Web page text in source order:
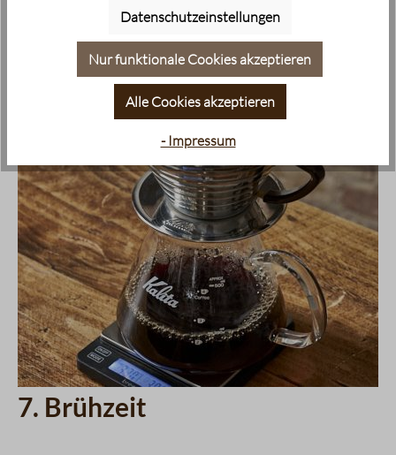
7. Brühzeit
Datenschutzeinstellungen
Nur funktionale Cookies akzeptieren
Alle Cookies akzeptieren
- Impressum